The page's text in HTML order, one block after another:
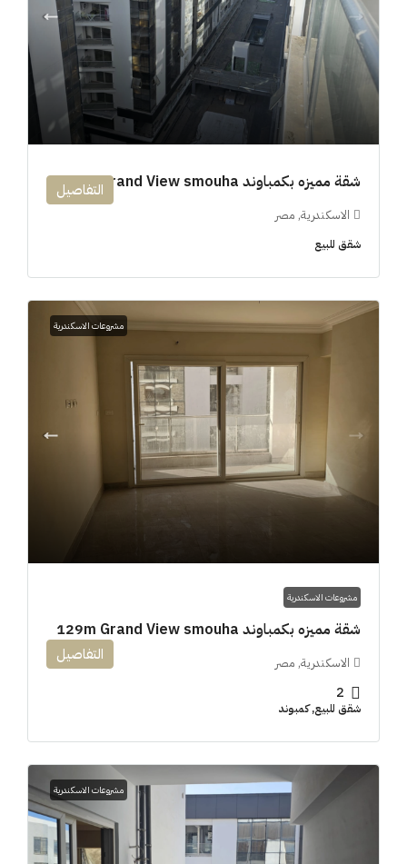
شقة مميزه بكمباوند 194m Grand View smouha
الاسكندرية, مصر
شقق للبيع
التفاصيل
مشروعات الاسكندرية
مشروعات الاسكندرية
شقة مميزه بكمباوند 129m Grand View smouha
الاسكندرية, مصر
2
شقق للبيع, كمبوند
التفاصيل
مشروعات الاسكندرية